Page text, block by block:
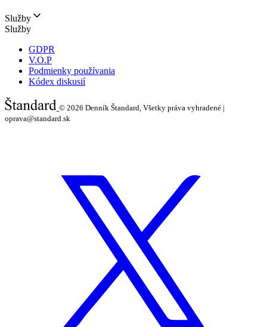
Služby
Služby
GDPR
V.O.P
Podmienky používania
Kódex diskusií
© 2026 Denník Štandard, Všetky práva vyhradené |
oprava@standard.sk